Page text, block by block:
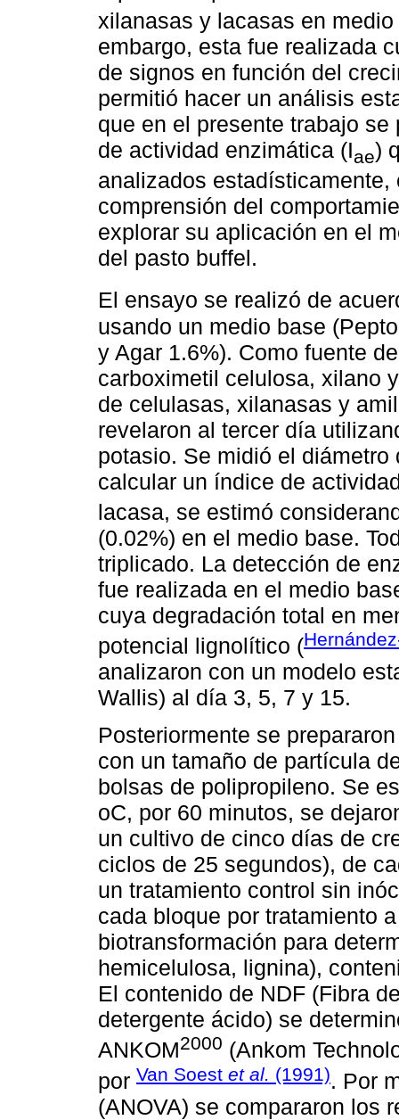
xilanasas y lacasas en
embargo, esta fue realizada
de signos en función del
permitió hacer un análisis
que en el presente trabajo
de actividad enzimática (Iae)
analizados
comprensión del
explorar su aplicación en el
del pasto buffel.
El ensayo se realizó de
usando un medio base
y Agar 1.6%). Como fuente
carboximetil celulosa, xilano
de celulasas, xilanasas y
revelaron al tercer día
potasio. Se midió el
calcular un índice de
lacasa, se estimó
(0.02%) en el medio base.
triplicado. La detección de
fue realizada en el medio
cuya degradación total en
potencial lignolítico (
analizaron con un modelo
Wallis) al día 3, 5, 7 y 15.
Posteriormente se
con un tamaño de partícula
bolsas de polipropileno. Se
oC, por 60 minutos, se
un cultivo de cinco días de
ciclos de 25 segundos), de
un tratamiento control sin
cada bloque por tratamiento
biotransformación para
hemicelulosa, lignina),
El contenido de NDF (Fibra
detergente ácido) se
ANKOM2000 (Ankom
por Van Soest et al. (1991). Por
(ANOVA) se compararon los